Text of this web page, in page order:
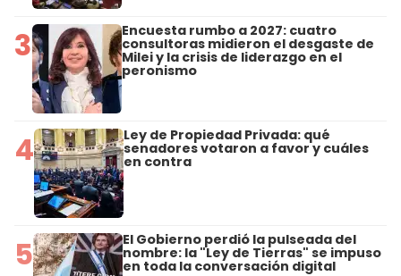
3 Encuesta rumbo a 2027: cuatro
consultoras midieron el desgaste de
Milei y la crisis de liderazgo en el
peronismo
4 Ley de Propiedad Privada: qué
senadores votaron a favor y cuáles
en contra
5 El Gobierno perdió la pulseada del
nombre: la "Ley de Tierras" se impuso
en toda la conversación digital